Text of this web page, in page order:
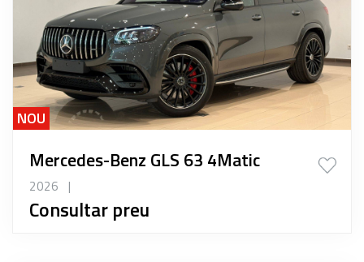
NOU
Mercedes-Benz GLS 63 4Matic
2026 |
Consultar preu